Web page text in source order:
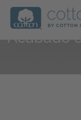
Acabado